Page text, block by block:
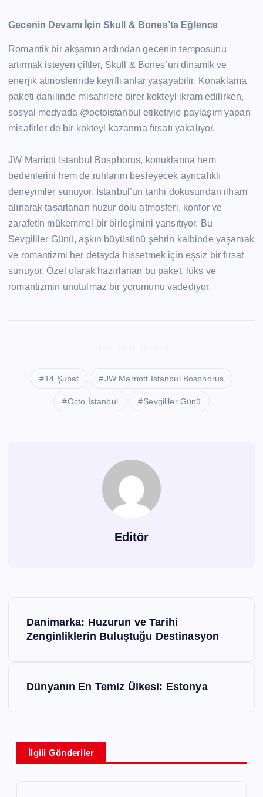
Gecenin Devamı İçin Skull & Bones’ta Eğlence
Romantik bir akşamın ardından gecenin temposunu
artırmak isteyen çiftler, Skull & Bones’un dinamik ve
enerjik atmosferinde keyifli anlar yaşayabilir. Konaklama
paketi dahilinde misafirlere birer kokteyl ikram edilirken,
sosyal medyada @octoistanbul etiketiyle paylaşım yapan
misafirler de bir kokteyl kazanma fırsatı yakalıyor.
JW Marriott Istanbul Bosphorus, konuklarına hem
bedenlerini hem de ruhlarını besleyecek ayrıcalıklı
deneyimler sunuyor. İstanbul’un tarihi dokusundan ilham
alınarak tasarlanan huzur dolu atmosferi, konfor ve
zarafetin mükemmel bir birleşimini yansıtıyor. Bu
Sevgililer Günü, aşkın büyüsünü şehrin kalbinde yaşamak
ve romantizmi her detayda hissetmek için eşsiz bir fırsat
sunuyor. Özel olarak hazırlanan bu paket, lüks ve
romantizmin unutulmaz bir yorumunu vadediyor.
14 Şubat JW Marriott Istanbul Bosphorus
Octo İstanbul Sevgililer Günü
Editör
Danimarka: Huzurun ve Tarihi
Zenginliklerin Buluştuğu Destinasyon
Dünyanın En Temiz Ülkesi: Estonya
İlgili Gönderiler